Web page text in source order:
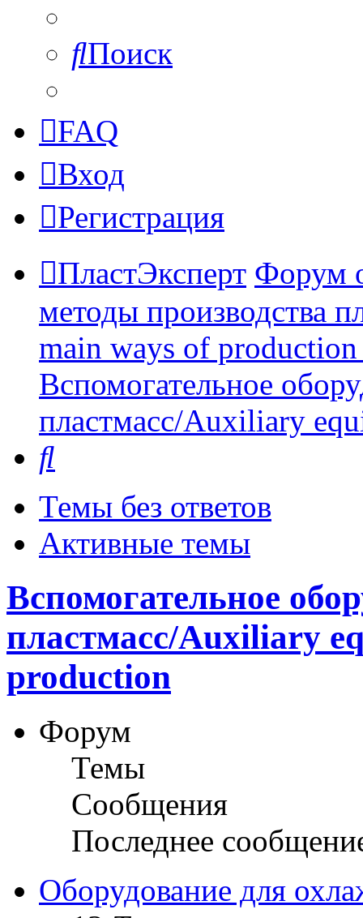
Поиск
FAQ
Вход
Регистрация
ПластЭксперт Форум
методы производства
main ways of
Вспомогательное
пластмасс/Auxiliary
Темы без ответов
Активные темы
Вспомогательное
пластмасс/Auxiliary
production
Форум
Темы
Сообщения
Последнее
Оборудование для